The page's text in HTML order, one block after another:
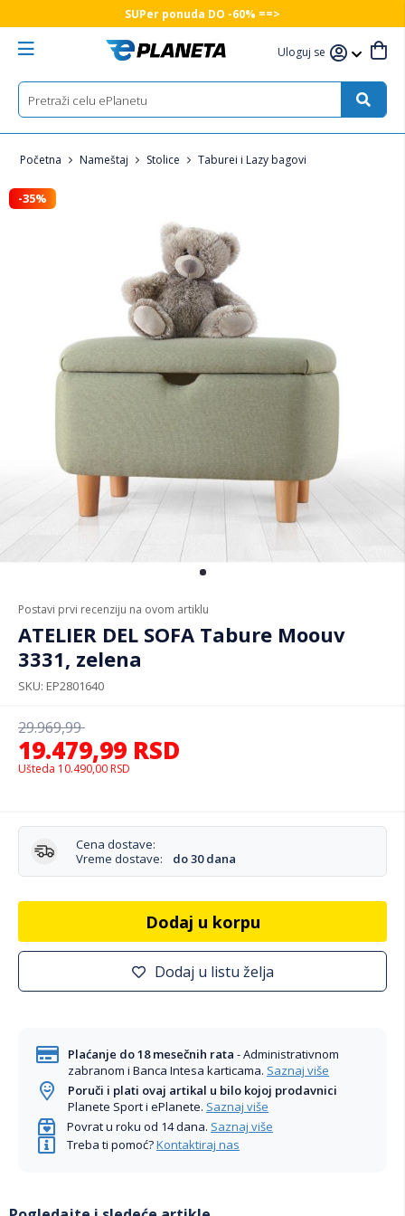
SUPer ponuda DO -60% ==>
Uloguj se
Početna Nameštaj Stolice Taburei i Lazy bagovi
Postavi prvi recenziju na ovom artiklu
ATELIER DEL SOFA Tabure Moouv
3331, zelena
SKU EP2801640
19.479,99 RSD
29.969,99
Ušteda 10.490,00 RSD
Cena dostave:
Vreme dostave:
do 30 dana
Dodaj u korpu
Dodaj u listu želja
Plaćanje do 18 mesečnih rata - Administrativnom
zabranom i Banca Intesa karticama. Saznaj više
Poruči i plati ovaj artikal u bilo kojoj prodavnici
Planete Sport i ePlanete. Saznaj više
Povrat u roku od 14 dana. Saznaj više
Treba ti pomoć?Kontaktiraj nas
-35%